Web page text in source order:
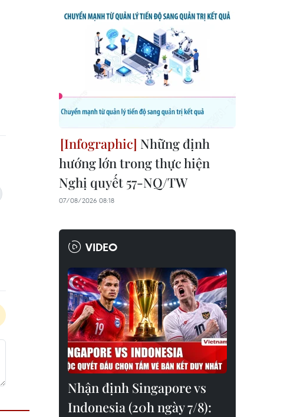
Những định
hướng lớn trong thực hiện
Nghị quyết 57-NQ/TW
07/08/2026 08:18
VIDEO
Nhận định Singapore vs
Indonesia (20h ngày 7/8):